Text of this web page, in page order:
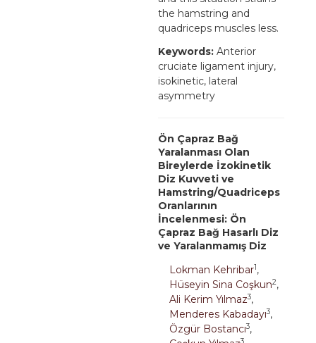
the hamstring and
quadriceps muscles less.
Keywords: Anterior
cruciate ligament injury,
isokinetic, lateral
asymmetry
Ön Çapraz Bağ
Yaralanması Olan
Bireylerde İzokinetik
Diz Kuvveti ve
Hamstring/Quadriceps
Oranlarının
İncelenmesi: Ön
Çapraz Bağ Hasarlı Diz
ve Yaralanmamış Diz
Lokman Kehribar1,
Hüseyin Sina Coşkun2,
Ali Kerim Yılmaz3,
Menderes Kabadayı3,
Özgür Bostancı3,
3